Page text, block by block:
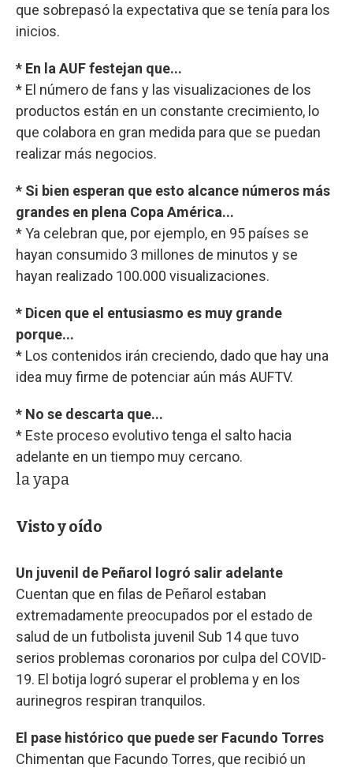
que sobrepasó la expectativa que se tenía para los
inicios.
* En la AUF festejan que...
* El número de fans y las visualizaciones de los
productos están en un constante crecimiento, lo
que colabora en gran medida para que se puedan
realizar más negocios.
* Si bien esperan que esto alcance números más
grandes en plena Copa América...
* Ya celebran que, por ejemplo, en 95 países se
hayan consumido 3 millones de minutos y se
hayan realizado 100.000 visualizaciones.
* Dicen que el entusiasmo es muy grande
porque...
* Los contenidos irán creciendo, dado que hay una
idea muy firme de potenciar aún más AUFTV.
* No se descarta que...
* Este proceso evolutivo tenga el salto hacia
adelante en un tiempo muy cercano.
la yapa
Visto y oído
Un juvenil de Peñarol logró salir adelante
Cuentan que en filas de Peñarol estaban
extremadamente preocupados por el estado de
salud de un futbolista juvenil Sub 14 que tuvo
serios problemas coronarios por culpa del COVID-
19. El botija logró superar el problema y en los
aurinegros respiran tranquilos.
El pase histórico que puede ser Facundo Torres
Chimentan que Facundo Torres, que recibió un